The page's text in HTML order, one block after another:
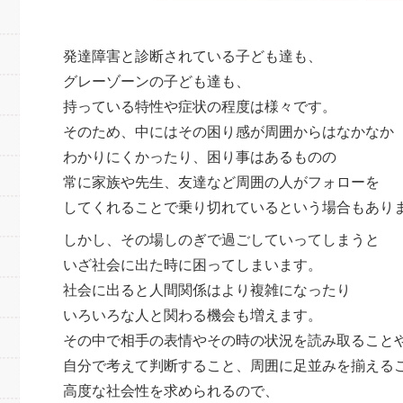
発達障害と診断されている子ども達も、
グレーゾーンの子ども達も、
持っている特性や症状の程度は様々です。
そのため、中にはその困り感が周囲からはなかなか
わかりにくかったり、困り事はあるものの
常に家族や先生、友達など周囲の人がフォローを
してくれることで乗り切れているという場合もあり
しかし、その場しのぎで過ごしていってしまうと
いざ社会に出た時に困ってしまいます。
社会に出ると人間関係はより複雑になったり
いろいろな人と関わる機会も増えます。
その中で相手の表情やその時の状況を読み取ることや
自分で考えて判断すること、周囲に足並みを揃える
高度な社会性を求められるので、